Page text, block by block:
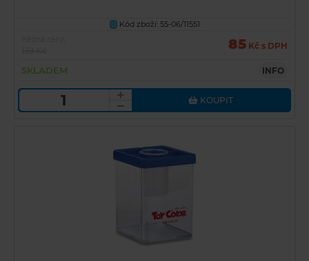
U Kód zboží: 55-06/11551
85 Kč s DPH
SKLADEM INFO
KOUPIT